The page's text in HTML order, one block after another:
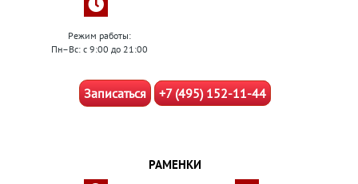
Режим работы:
Пн–Вс: с 9:00 до 21:00
Записаться +7 (495) 152-11-44
РАМЕНКИ